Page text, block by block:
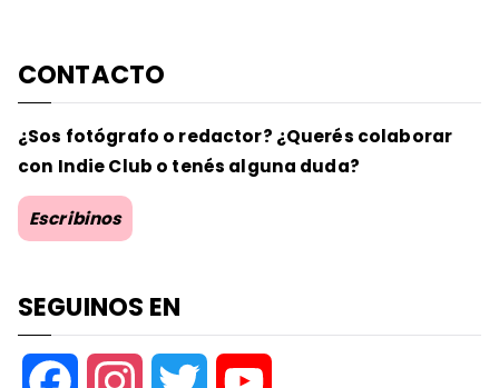
CONTACTO
¿Sos fotógrafo o redactor? ¿Querés colaborar
con Indie Club o tenés alguna duda?
Escribinos
SEGUINOS EN